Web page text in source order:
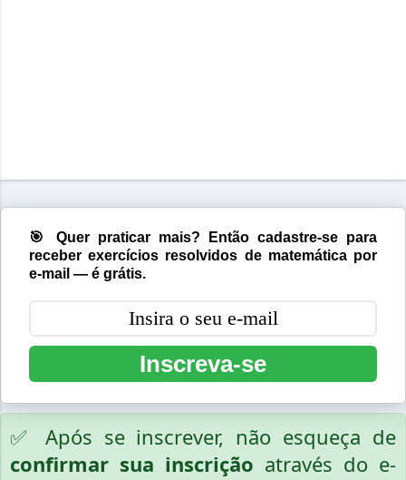
🎯 Quer praticar mais? Então cadastre-se para
receber exercícios resolvidos de matemática por
e-mail — é grátis.
Inscreva-se
✅ Após se inscrever, não esqueça de
confirmar sua inscrição através do e-